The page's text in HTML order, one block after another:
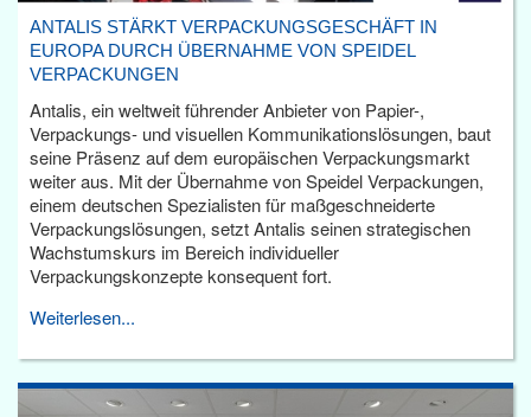
ANTALIS STÄRKT VERPACKUNGSGESCHÄFT IN
EUROPA DURCH ÜBERNAHME VON SPEIDEL
VERPACKUNGEN
Antalis, ein weltweit führender Anbieter von Papier-,
Verpackungs- und visuellen Kommunikationslösungen, baut
seine Präsenz auf dem europäischen Verpackungsmarkt
weiter aus. Mit der Übernahme von Speidel Verpackungen,
einem deutschen Spezialisten für maßgeschneiderte
Verpackungslösungen, setzt Antalis seinen strategischen
Wachstumskurs im Bereich individueller
Verpackungskonzepte konsequent fort.
Weiterlesen...